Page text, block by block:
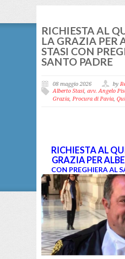
RICHIESTA AL
LA GRAZIA PER
STASI CON
SANTO PADRE
08 maggio 2026 by
Alberto Stasi, avv. Angelo
Grazia, Procura di Pavia,
RICHIESTA AL
GRAZIA PER
CON PREGHIERA AL